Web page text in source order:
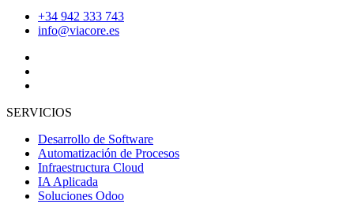
+34 942 333 743
info@viacore.es
SERVICIOS
Desarrollo de Software
Automatización de Procesos
Infraestructura Cloud
IA Aplicada
Soluciones Odoo